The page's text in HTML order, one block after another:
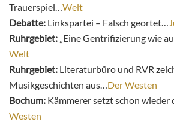
Trauerspiel… Welt
Debatte: Linkspartei – Falsch geortet…
Ruhrgebiet: „Eine Gentrifizierung wie
Welt
Ruhrgebiet: Literaturbüro und RVR
Musikgeschichten aus… Der Westen
Bochum: Kämmerer setzt schon wieder
Westen